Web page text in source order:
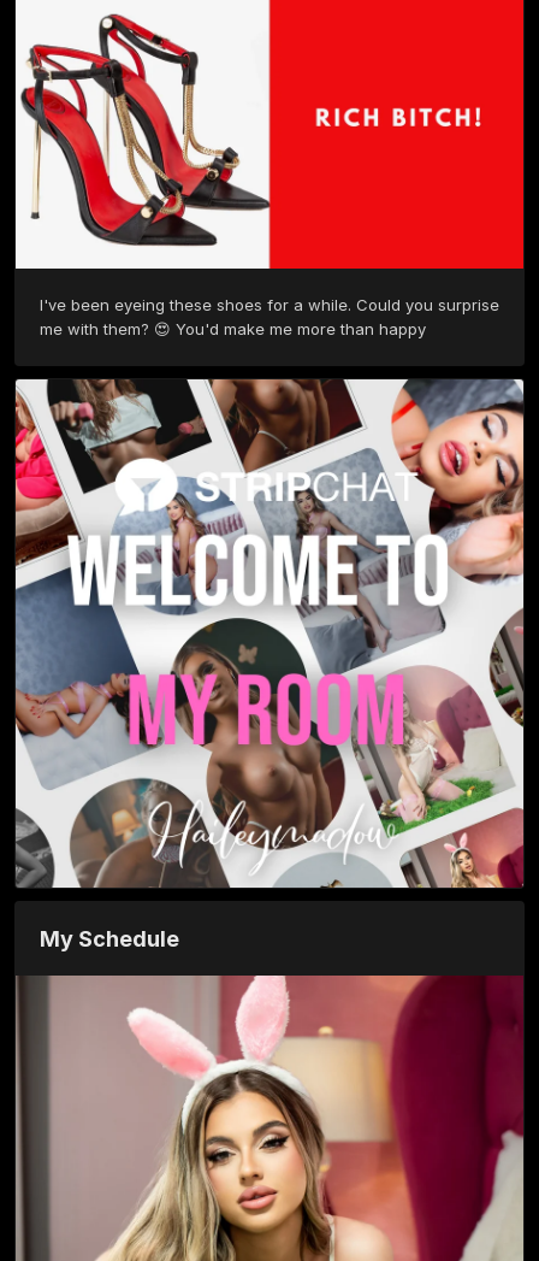
I've been eyeing these shoes for a while. Could you surprise
me with them? 😍 You'd make me more than happy
My Schedule